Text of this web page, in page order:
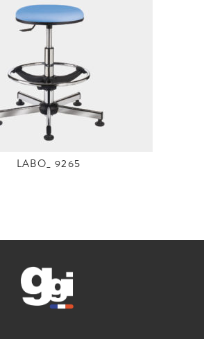
LABO_ 9265